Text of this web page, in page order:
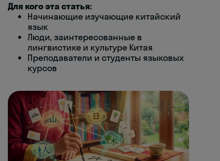
Для кого эта статья:
Начинающие изучающие китайский
язык
Люди, заинтересованные в
лингвистике и культуре Китая
Преподаватели и студенты языковых
курсов